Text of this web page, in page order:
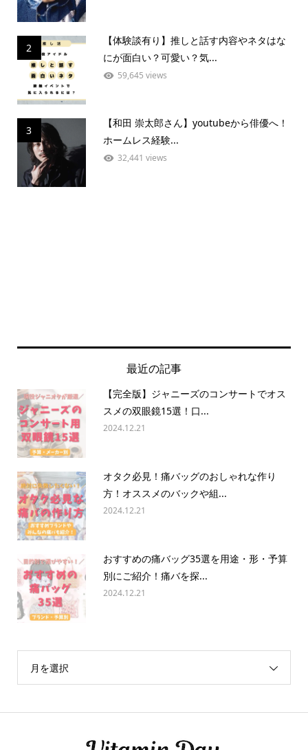
2
【体験談有り】推しと話す内容やネタはな
にが面白い？可愛い？気...
59,645 views
3
【和田 崇太郎さん】youtubeから俳優へ！
ホームレス経験...
32,441 views
最近の記事
【完全版】ジャニーズのコンサートでオス
スメの双眼鏡15選！口...
2024.12.21
オタク必見！痛バッグのおしゃれな作り
方！オススメのバックや組...
2024.12.21
おすすめの痛バッグ35選を用途・形・予算
別にご紹介！痛バを探...
2024.12.21
月を選択